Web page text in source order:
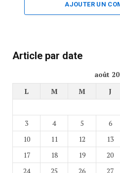
AJOUTER UN
Article par date
août
L
M M J
3
4 5 6
10
11 12 13
17
18 19 20
24
25 26 27